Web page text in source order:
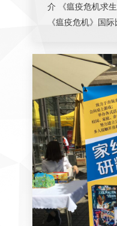
介 《瘟疫危机求
《瘟疫危机》国